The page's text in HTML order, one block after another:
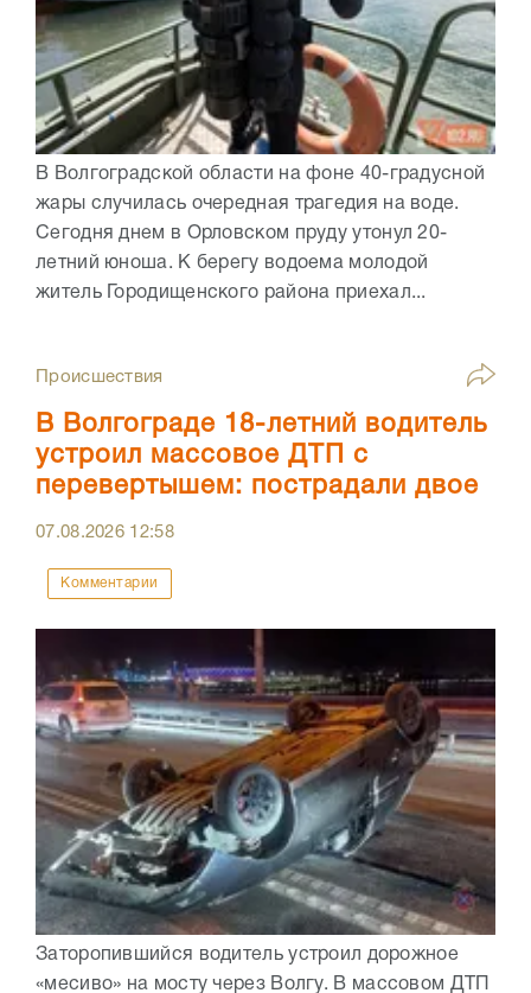
В Волгоградской области на фоне 40-градусной
жары случилась очередная трагедия на воде.
Сегодня днем в Орловском пруду утонул 20-
летний юноша. К берегу водоема молодой
житель Городищенского района приехал...
Происшествия
В Волгограде 18-летний водитель
устроил массовое ДТП с
перевертышем: пострадали двое
07.08.2026 12:58
Комментарии
Заторопившийся водитель устроил дорожное
«месиво» на мосту через Волгу. В массовом ДТП